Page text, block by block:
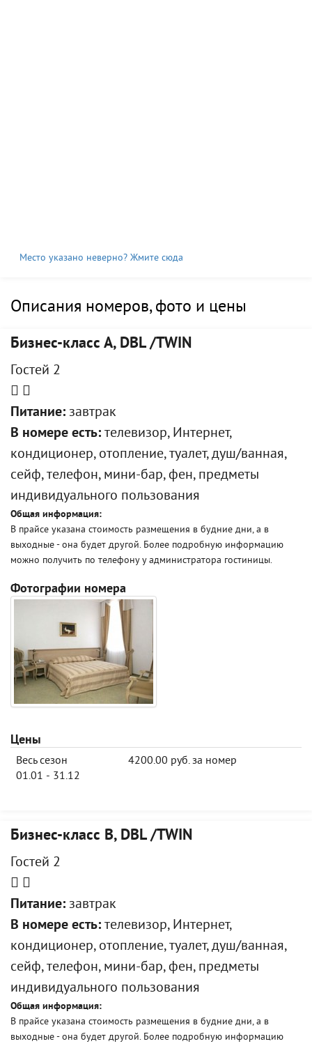
Место указано неверно? Жмите сюда
Описания номеров, фото и цены
Бизнес-класс А, DBL /TWIN
Гостей 2
Питание: завтрак
В номере есть: телевизор, Интернет,
кондиционер, отопление, туалет, душ/ванная,
сейф, телефон, мини-бар, фен, предметы
индивидуального пользования
Общая информация:
В прайсе указана стоимость размещения в будние дни, а в
выходные - она будет другой. Более подробную информацию
можно получить по телефону у администратора гостиницы.
Фотографии номера
Цены
Весь сезон
01.01 - 31.12
4200.00 руб. за номер
Бизнес-класс В, DBL /TWIN
Гостей 2
Питание: завтрак
В номере есть: телевизор, Интернет,
кондиционер, отопление, туалет, душ/ванная,
сейф, телефон, мини-бар, фен, предметы
индивидуального пользования
Общая информация:
В прайсе указана стоимость размещения в будние дни, а в
выходные - она будет другой. Более подробную информацию